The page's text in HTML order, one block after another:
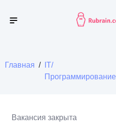
Главная /
IT/
Программирование
Вакансия закрыта